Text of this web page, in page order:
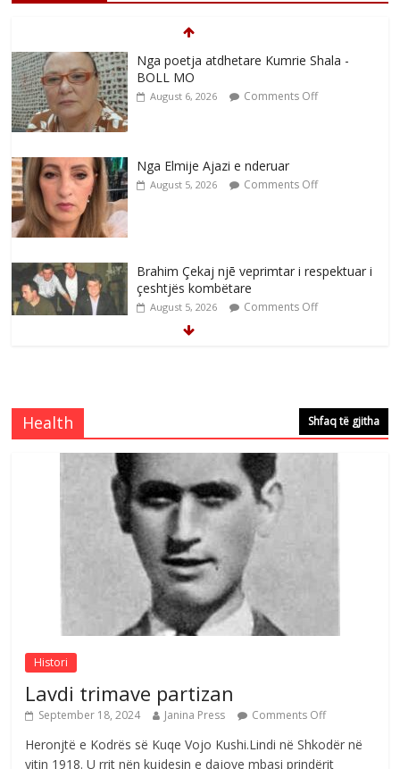
Nga poetja atdhetare Kumrie Shala -
BOLL MO
August 6, 2026 Comments Off
Nga Elmije Ajazi e nderuar
August 5, 2026 Comments Off
Brahim Çekaj njē veprimtar i respektuar i
çeshtjës kombëtare
August 5, 2026 Comments Off
e invalidëve në Fushë Kosovë
Comments Off
Çlirimtari Agron Gërvalla me takime pune
në atdhe të shoqerisë Levizja
August 3, 2026 Comments Off
Postim me vlera nga artistja e mirëfilltë
Mimoza Gjoni
August 6, 2026 Comments Off
Health Shfaq të gjitha
Histori
Lavdi trimave partizan
September 18, 2024 Janina Press Comments Off
Heronjtë e Kodrës së Kuqe Vojo Kushi.Lindi në Shkodër në
vitin 1918. U rrit nën kujdesin e dajove mbasi prindërit